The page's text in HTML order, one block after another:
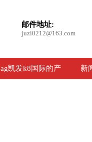
邮件地址:
juzi0212@163.com
ag凯发k8国际的产 新